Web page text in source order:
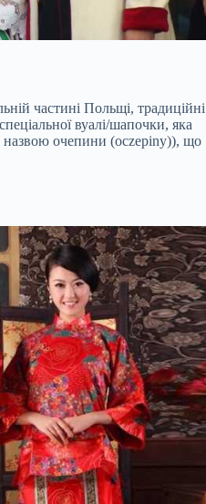
частині Польщі, традиційні
вуалі/шапочки, яка
назвою очепини (oczepiny)), що